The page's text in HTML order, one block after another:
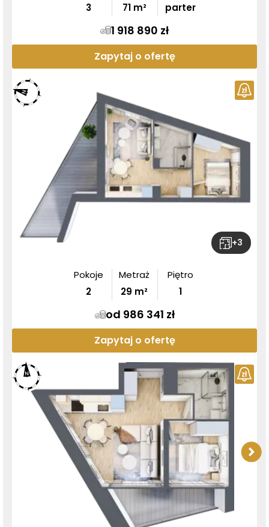
3
71m²
parter
1 918 890 zł
Zapytaj o ofertę
+3
Pokoje
2
Metraż
29 m²
Piętro
1
od 986 341 zł
Zapytaj o ofertę